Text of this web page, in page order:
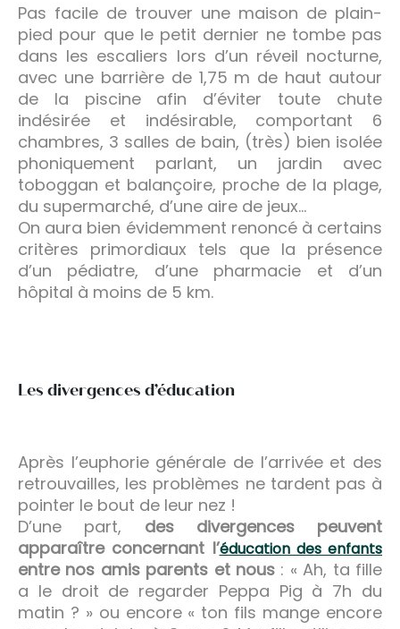
Pas facile de trouver une maison de plain-
pied pour que le petit dernier ne tombe pas
dans les escaliers lors d’un réveil nocturne,
avec une barrière de 1,75 m de haut autour
de la piscine afin d’éviter toute chute
indésirée et indésirable, comportant 6
chambres, 3 salles de bain, (très) bien isolée
phoniquement parlant, un jardin avec
toboggan et balançoire, proche de la plage,
du supermarché, d’une aire de jeux…
On aura bien évidemment renoncé à certains
critères primordiaux tels que la présence
d’un pédiatre, d’une pharmacie et d’un
hôpital à moins de 5 km.
Les divergences d’éducation
Après l’euphorie générale de l’arrivée et des
retrouvailles, les problèmes ne tardent pas à
pointer le bout de leur nez !
D’une part, des divergences peuvent
apparaître concernant l’éducation des enfants
entre nos amis parents et nous : « Ah, ta fille
a le droit de regarder Peppa Pig à 7h du
matin ? » ou encore « ton fils mange encore